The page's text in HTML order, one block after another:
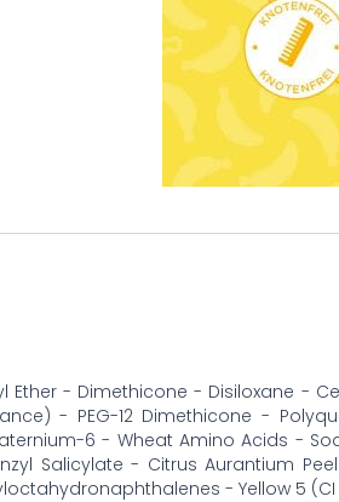
Ether - Dimethicone - Disiloxane -
- PEG-12 Dimethicone -
6 - Wheat Amino Acids -
Salicylate - Citrus Aurantium
- Yellow 5 (CI